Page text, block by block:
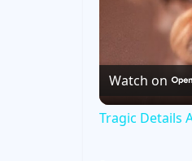
Watch on
Tragic Details